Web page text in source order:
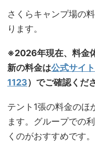
さくらキャンプ場の
ります。
※2026年現在、料金
新の料金は公式サイト
1123）でご確認くだ
テント1張の料金のほ
ます。グループでの
くのがおすすめです。